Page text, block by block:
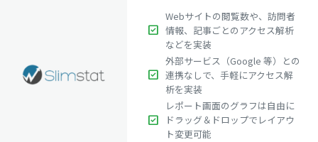
check_box
Webサイトの閲覧数や、訪問者
情報、記事ごとのアクセス解析
などを実装
check_box
外部サービス（Google 等）との
連携なしで、手軽にアクセス解
析を実装
check_box
レポート画面のグラフは自由に
ドラッグ＆ドロップでレイアウ
ト変更可能